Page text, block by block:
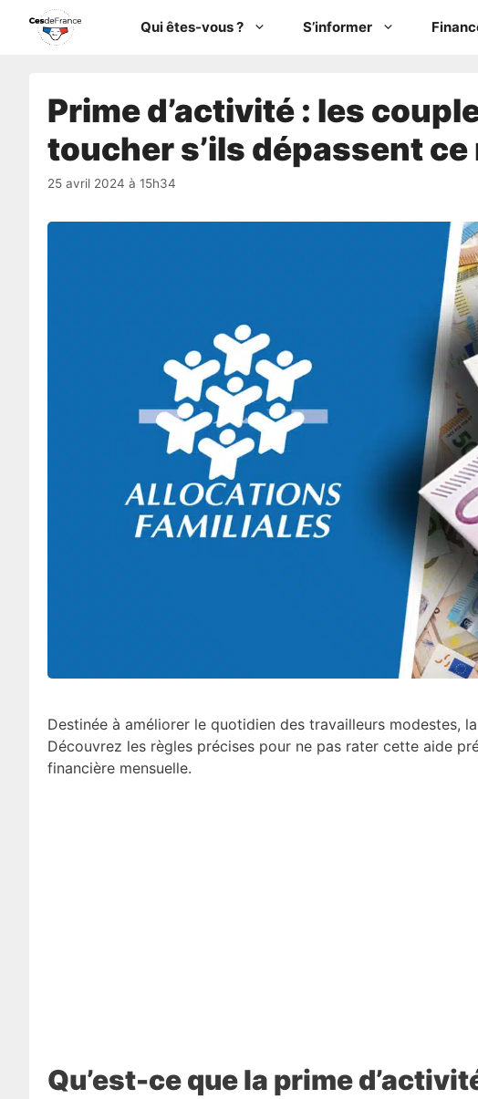
Qui êtes-vous ? S’informer
Prime d’activité : les
toucher s’ils dépassent
25 avril 2024 à 15h34
Destinée à améliorer le quotidien des travailleurs modestes,
Découvrez les règles précises pour ne pas rater cette aide
financière mensuelle.
Qu’est-ce que la prime